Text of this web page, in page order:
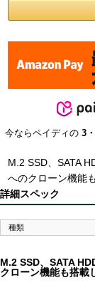
今ならペイディの 3
M.2 SSD、SATA
へのクローン機能
詳細スペック
種類
M.2 SSD、SATA
クローン機能も搭載